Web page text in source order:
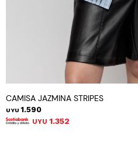
CAMISA JAZMINA STRIPES
UYU 1.590
UYU 1.352